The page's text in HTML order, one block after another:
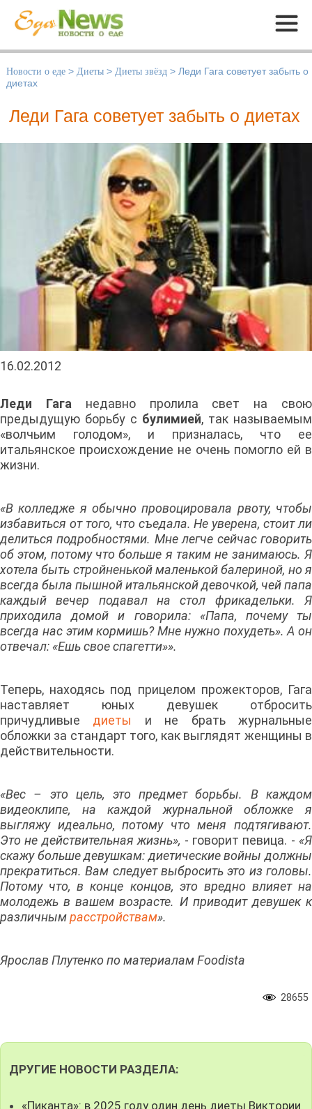
Меню
Новости о еде > Диеты > Диеты звёзд > Леди Гага советует забыть о
диетах
Леди Гага советует забыть о диетах
16.02.2012
Леди Гаганедавно пролила свет на свою
предыдущую борьбу с булимией, так называемым
«волчьим голодом», и призналась, что ее
итальянское происхождение не очень помогло ей в
жизни.
«В колледже я обычно провоцировала рвоту, чтобы
избавиться от того, что съедала. Не уверена, стоит ли
делиться подробностями. Мне легче сейчас говорить
об этом, потому что больше я таким не занимаюсь. Я
хотела быть стройненькой маленькой балериной, но я
всегда была пышной итальянской девочкой, чей папа
каждый вечер подавал на стол фрикадельки. Я
приходила домой и говорила: «Папа, почему ты
всегда нас этим кормишь? Мне нужно похудеть». А он
отвечал: «Ешь свое спагетти»».
Теперь, находясь под прицелом прожекторов, Гага
наставляет юных девушек отбросить
причудливые диеты
и не брать журнальные
обложки за стандарт того, как выглядят женщины в
действительности.
«Вес – это цель, это предмет борьбы. В каждом
видеоклипе, на каждой журнальной обложке я
выгляжу идеально, потому что меня подтягивают.
Это не действительная жизнь», - говорит певица. - «Я
скажу больше девушкам: диетические войны должны
прекратиться. Вам следует выбросить это из головы.
Потому что, в конце концов, это вредно влияет на
молодежь в вашем возрасте. И приводит девушек к
различнымрасстройствам».
Ярослав Плутенко по материалам Foodista
28655
ДРУГИЕ НОВОСТИ РАЗДЕЛА:
«Пиканта»: в 2025 году один день диеты Виктории